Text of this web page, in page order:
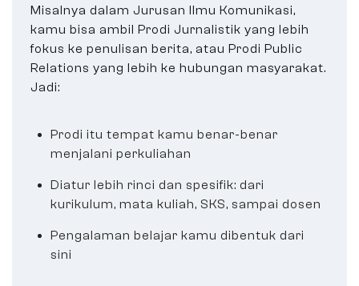
Misalnya dalam Jurusan Ilmu Komunikasi,
kamu bisa ambil Prodi Jurnalistik yang lebih
fokus ke penulisan berita, atau Prodi Public
Relations yang lebih ke hubungan masyarakat.
Jadi:
Prodi itu tempat kamu benar-benar
menjalani perkuliahan
Diatur lebih rinci dan spesifik: dari
kurikulum, mata kuliah, SKS, sampai dosen
Pengalaman belajar kamu dibentuk dari
sini